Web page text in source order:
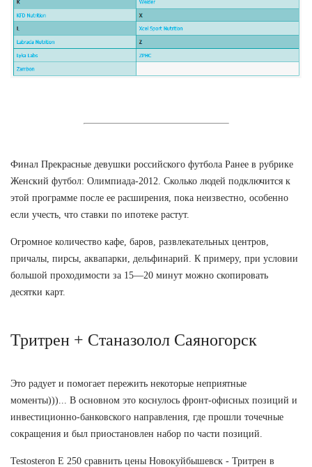
Финал Прекрасные девушки российского футбола Ранее в рубрике
Женский футбол: Олимпиада-2012. Сколько людей подключится к
этой программе после ее расширения, пока неизвестно, особенно
если учесть, что ставки по ипотеке растут.
Огромное количество кафе, баров, развлекательных центров,
причалы, пирсы, аквапарки, дельфинарий. К примеру, при условии
большой проходимости за 15—20 минут можно скопировать
десятки карт.
Тритрен + Станазолол Саяногорск
Это радует и помогает пережить некоторые неприятные
моменты)))... В основном это коснулось фронт-офисных позиций и
инвестиционно-банковского направления, где прошли точечные
сокращения и был приостановлен набор по части позиций.
Testosteron E 250 сравнить цены Новокуйбышевск - Тритрен в